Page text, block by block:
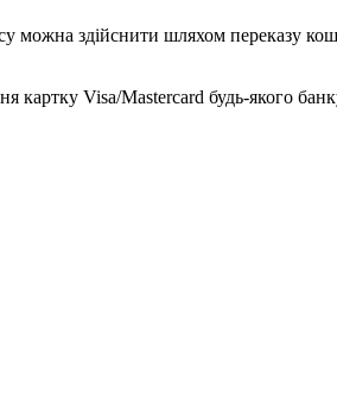
можна здійснити шляхом переказу
картку Visa/Mastercard будь-якого